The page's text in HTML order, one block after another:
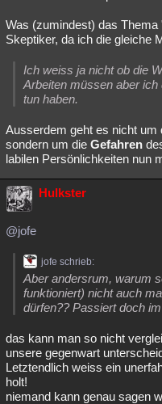
Musik
Übersichten
Besucht
Lesenswert
Was (zumindest) das
Skeptiker, da ich die gleiche
Ich weiss ja nicht ob die
Arbeiten müssen aber
tun haben.
Ausserdem geht es nicht um
sondern um die Gefahren
labilen Persönlichkeiten nun
Hulkster
@jofe
jofe schrieb:
Aber andersrum, warum
funktioniert) nicht auch
dürfen?? Passiert doch
das kann man so nicht
unsere gegenwart
Letztendlich weiss ein
holt!
niemand kann genau sagen